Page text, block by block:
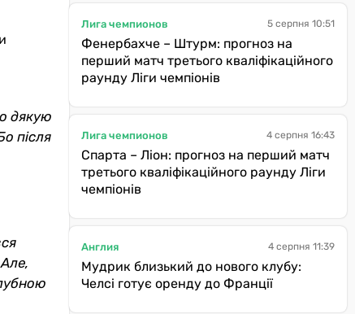
дякую
після
Лига чемпионов 5 серпня 10:51
Фенербахче – Штурм: прогноз на
перший матч третього кваліфікаційного
раунду Ліги чемпіонів
Лига чемпионов 4 серпня 16:43
Спарта – Ліон: прогноз на перший матч
третього кваліфікаційного раунду Ліги
чемпіонів
Англия 4 серпня 11:39
Мудрик близький до нового клубу:
Челсі готує оренду до Франції